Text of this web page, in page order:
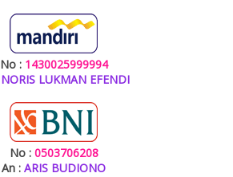
No : 1430025999994
NORIS LUKMAN EFENDI
No : 0503706208
An : ARIS BUDIONO